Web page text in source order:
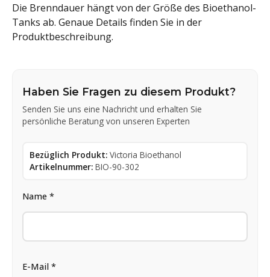
Die Brenndauer hängt von der Größe des Bioethanol-
Tanks ab. Genaue Details finden Sie in der
Produktbeschreibung.
Haben Sie Fragen zu diesem Produkt?
Senden Sie uns eine Nachricht und erhalten Sie
persönliche Beratung von unseren Experten
Bezüglich Produkt: Victoria Bioethanol
Artikelnummer: BIO-90-302
Name *
E-Mail *